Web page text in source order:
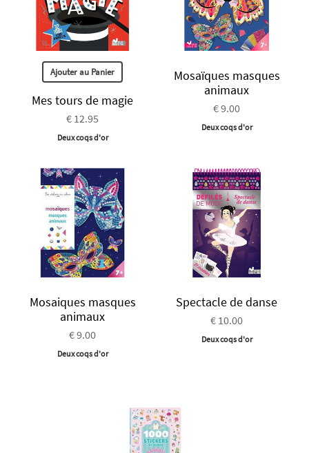
Ajouter au Panier
Mes tours de magie
€ 12.95
Deux coqs d'or
Mosaïques masques
animaux
€ 9.00
Deux coqs d'or
Mosaiques masques
animaux
€ 9.00
Deux coqs d'or
Spectacle de danse
€ 10.00
Deux coqs d'or